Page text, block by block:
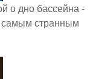
о дно бассейна -
самым странным